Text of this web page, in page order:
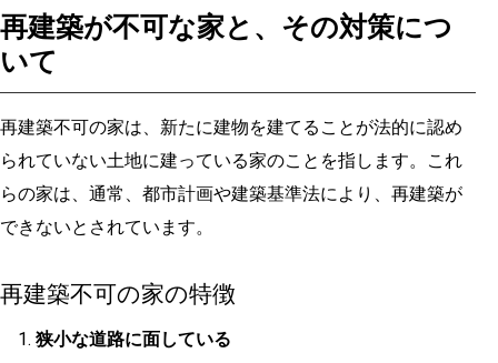
再建築が不可な家と、その対策につ
いて
再建築不可の家は、新たに建物を建てることが法的に認め
られていない土地に建っている家のことを指します。これ
らの家は、通常、都市計画や建築基準法により、再建築が
できないとされています。
再建築不可の家の特徴
狭小な道路に面している